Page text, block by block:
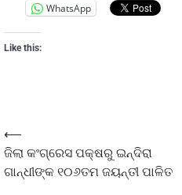
WhatsApp
Like this:
⟵
ଜିଲା କଂଗ୍ରେସ ପକ୍ଷରୁ ଇନ୍ଦିରା
ଗାନ୍ଧୀଙ୍କ ୧୦୬ତମ ଜୟନ୍ତୀ ପାଳିତ